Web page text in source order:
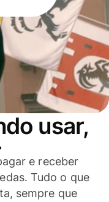
usar,
e receber
Tudo o que
sempre que